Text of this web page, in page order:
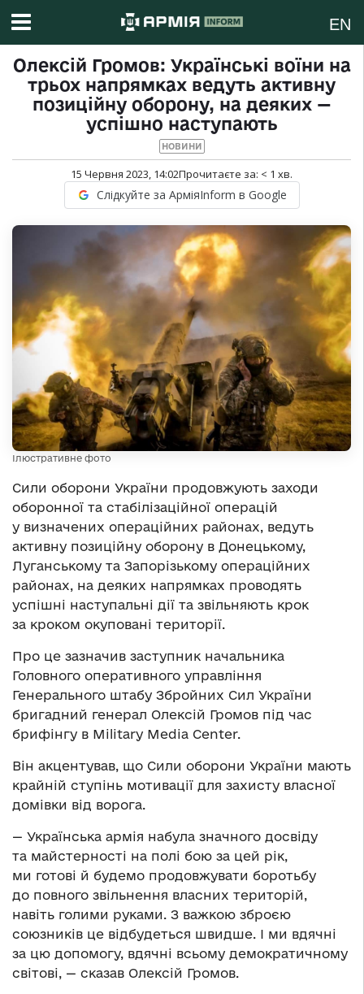
EN
Олексій Громов: Українські воїни на
трьох напрямках ведуть активну
позиційну оборону, на деяких —
успішно наступають
НОВИНИ
15 Червня 2023, 14:02Прочитаєте за: < 1 хв.
Слідкуйте за АрміяInform в Google
Ілюстративне фото
Сили оборони України продовжують заходи
оборонної та стабілізаційної операцій
у визначених операційних районах, ведуть
активну позиційну оборону в Донецькому,
Луганському та Запорізькому операційних
районах, на деяких напрямках проводять
успішні наступальні дії та звільняють крок
за кроком окуповані території.
Про це зазначив заступник начальника
Головного оперативного управління
Генерального штабу Збройних Сил України
бригадний генерал Олексій Громов під час
брифінгу в Military Media Center.
Він акцентував, що Сили оборони України мають
крайній ступінь мотивації для захисту власної
домівки від ворога.
— Українська армія набула значного досвіду
та майстерності на полі бою за цей рік,
ми готові й будемо продовжувати боротьбу
до повного звільнення власних територій,
навіть голими руками. З важкою зброєю
союзників це відбудеться швидше. І ми вдячні
за цю допомогу, вдячні всьому демократичному
світові, — сказав Олексій Громов.